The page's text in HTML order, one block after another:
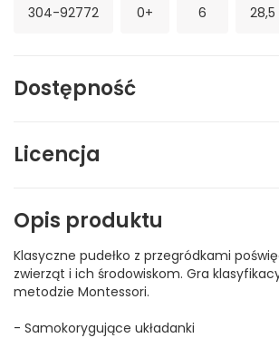
304-92772 0+ 6 28,5
Dostępność
Licencja
Opis produktu
Klasyczne pudełko z przegródkami
zwierząt i ich środowiskom. Gra
metodzie Montessori.
- Samokorygujące układanki